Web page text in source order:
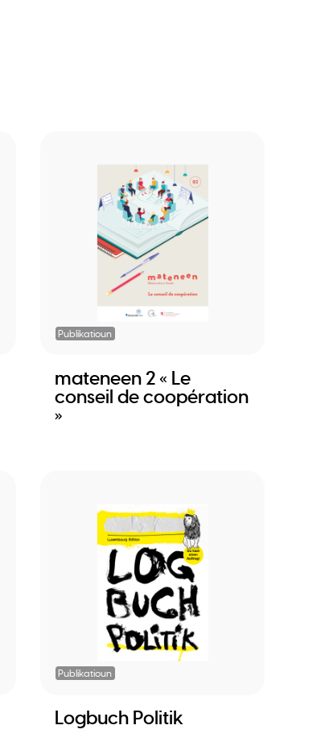
Publikatioun
mateneen 2 « Le
conseil de coopération
»
Publikatioun
Logbuch Politik